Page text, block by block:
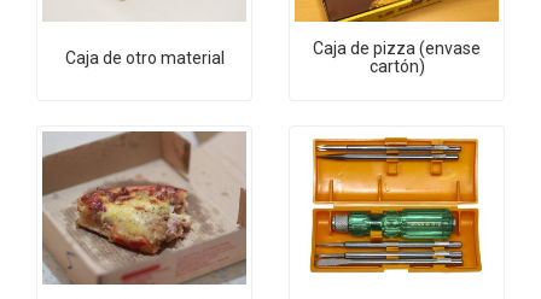
Caja de otro material
Caja de pizza (envase
cartón)